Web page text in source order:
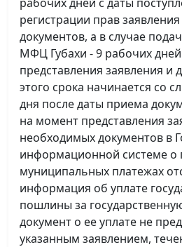
регистрации прав
документов, а в случае
МФЦ Губахи - 9 рабочих
представления заявления и
этого срока начинается со
дня после даты приема
на момент представления
необходимых документов в
информационной системе о
муниципальных платежах
информация об уплате
пошлины за
документ о ее уплате не
указанным заявлением,